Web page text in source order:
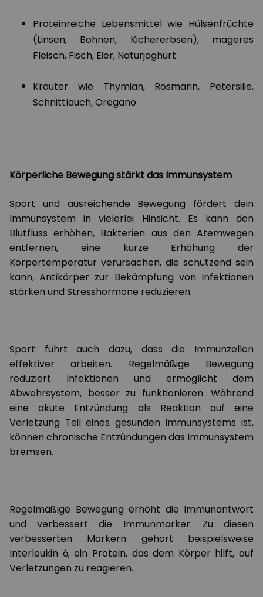
Proteinreiche Lebensmittel wie Hülsenfrüchte
(Linsen, Bohnen, Kichererbsen), mageres
Fleisch, Fisch, Eier, Naturjoghurt
Kräuter wie Thymian, Rosmarin, Petersilie,
Schnittlauch, Oregano
Körperliche Bewegung stärkt das Immunsystem
Sport und ausreichende Bewegung fördert dein
Immunsystem in vielerlei Hinsicht. Es kann den
Blutfluss erhöhen, Bakterien aus den Atemwegen
entfernen, eine kurze Erhöhung der
Körpertemperatur verursachen, die schützend sein
kann, Antikörper zur Bekämpfung von Infektionen
stärken und Stresshormone reduzieren.
Sport führt auch dazu, dass die Immunzellen
effektiver arbeiten. Regelmäßige Bewegung
reduziert Infektionen und ermöglicht dem
Abwehrsystem, besser zu funktionieren. Während
eine akute Entzündung als Reaktion auf eine
Verletzung Teil eines gesunden Immunsystems ist,
können chronische Entzündungen das Immunsystem
bremsen.
Regelmäßige Bewegung erhöht die Immunantwort
und verbessert die Immunmarker. Zu diesen
verbesserten Markern gehört beispielsweise
Interleukin 6, ein Protein, das dem Körper hilft, auf
Verletzungen zu reagieren.